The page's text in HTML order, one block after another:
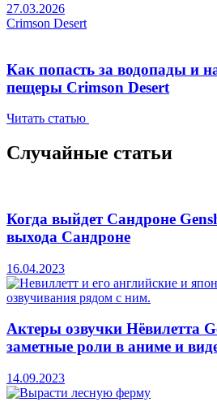
27.03.2026
Crimson Desert
Как попасть за водопады и
пещеры Crimson Desert
Читать статью
Случайные статьи
Когда выйдет Сандроне
выхода Сандроне
16.04.2023
Актеры озвучки Нёвилетта
заметные роли в аниме и
14.09.2023